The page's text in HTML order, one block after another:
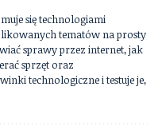
się technologiami
tematów na prosty
sprawy przez internet, jak
sprzęt oraz
technologiczne i testuje je,